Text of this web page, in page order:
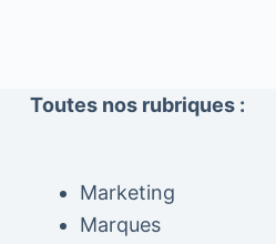
Toutes nos rubriques :
Marketing
Marques